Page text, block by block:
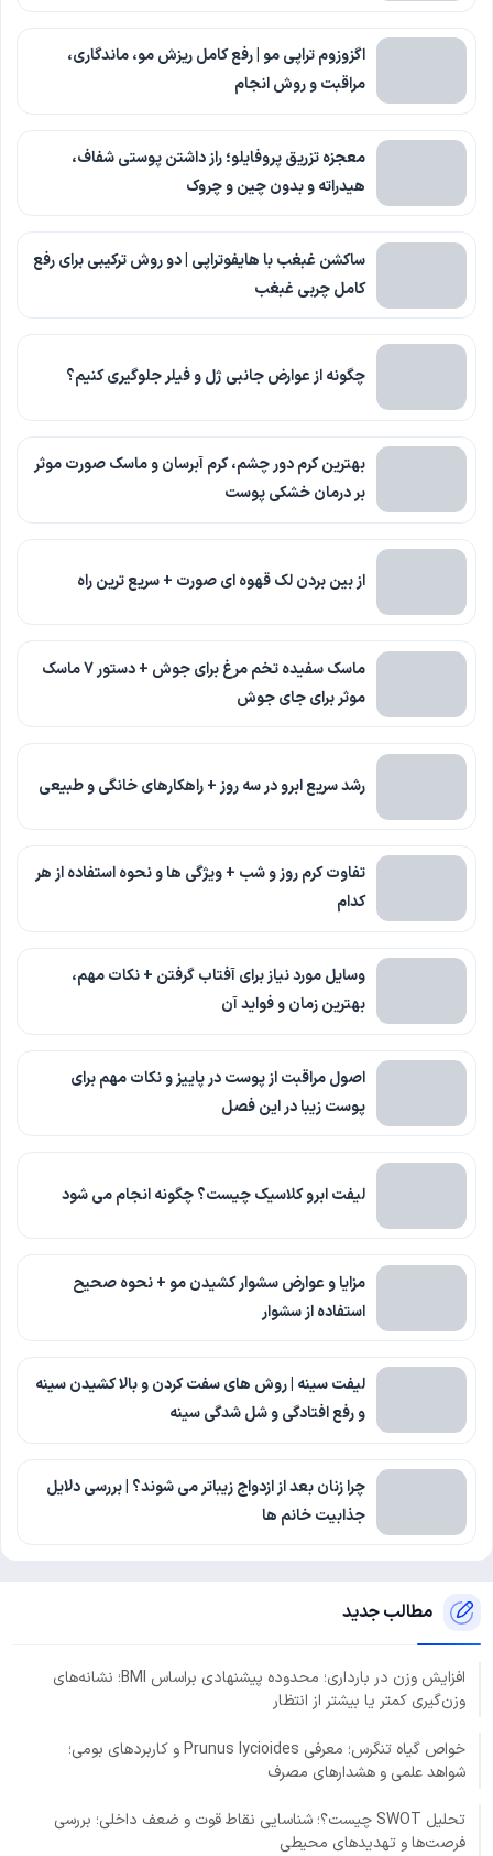
اگزوزوم تراپی مو | رفع کامل ریزش مو، ماندگاری،
مراقبت و روش انجام
معجزه تزریق پروفایلو؛ راز داشتن پوستی شفاف،
هیدراته و بدون چین و چروک
ساکشن غبغب با هایفوتراپی | دو روش ترکیبی برای رفع
کامل چربی غبغب
چگونه از عوارض جانبی ژل و فیلر جلوگیری کنیم؟
بهترین کرم دور چشم، کرم آبرسان و ماسک صورت موثر
بر درمان خشکی پوست
از بین بردن لک قهوه ای صورت + سریع ترین راه
ماسک سفیده تخم مرغ برای جوش + دستور 7 ماسک
موثر برای جای جوش
رشد سریع ابرو در سه روز + راهکارهای خانگی و طبیعی
تفاوت کرم روز و شب + ویژگی ها و نحوه استفاده از هر
کدام
وسایل مورد نیاز برای آفتاب گرفتن + نکات مهم،
بهترین زمان و فواید آن
اصول مراقبت از پوست در پاییز و نکات مهم برای
پوست زیبا در این فصل
لیفت ابرو کلاسیک چیست؟ چگونه انجام می شود
مزایا و عوارض سشوار کشیدن مو + نحوه صحیح
استفاده از سشوار
لیفت سینه | روش های سفت کردن و بالا کشیدن سینه
و رفع افتادگی و شل شدگی سینه
چرا زنان بعد از ازدواج زیباتر می شوند؟ | بررسی دلایل
جذابیت خانم ها
مطالب جدید
افزایش وزن در بارداری؛ محدوده پیشنهادی براساس BMI؛ نشانه‌های
وزن‌گیری کمتر یا بیشتر از انتظار
خواص گیاه تنگرس؛ معرفی Prunus lycioides و کاربردهای بومی؛
شواهد علمی و هشدارهای مصرف
تحلیل SWOT چیست؟؛ شناسایی نقاط قوت و ضعف داخلی؛ بررسی
فرصت‌ها و تهدیدهای محیطی